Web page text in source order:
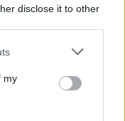
disclose it to other
my